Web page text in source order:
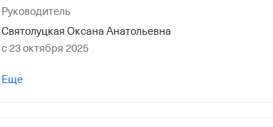
Руководитель
Святолуцкая Оксана Анатольевна
с 23 октября 2025
Святолуцкий Роман Анатольевич
Еще